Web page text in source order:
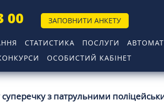
00 ЗАПОВНИТИ АНКЕТУ
СТАТИСТИКА ПОСЛУГИ
ОСОБИСТИЙ КАБІНЕТ
суперечку з патрульними